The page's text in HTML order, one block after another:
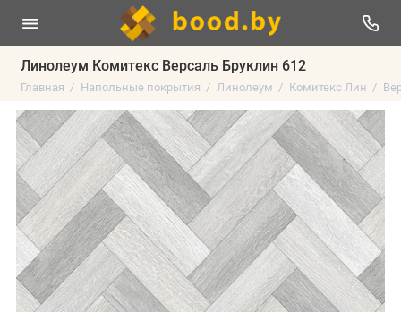
Линолеум Комитекс Версаль Бруклин 612
Главная Напольные покрытия Линолеум Комитекс Лин